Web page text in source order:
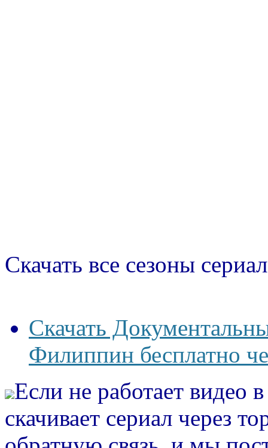
Скачать все сезоны
Скачать
Филиппин бесплатно
Если не работает видео
скачивает сериал через